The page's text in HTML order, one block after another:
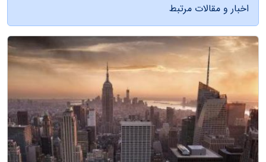
اخبار و مقالات مرتبط